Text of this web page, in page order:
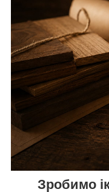
Зробимо